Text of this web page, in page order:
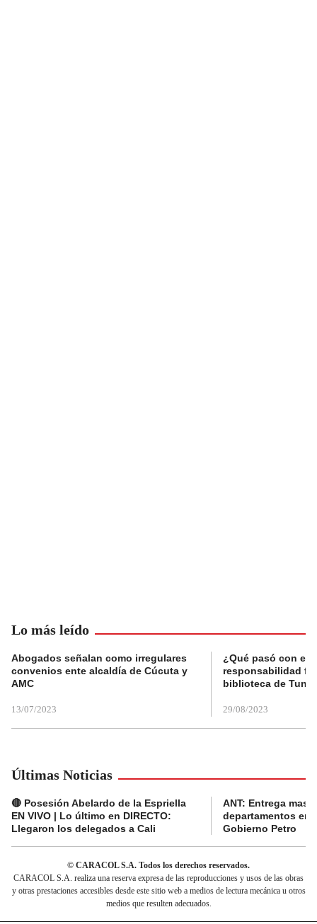
Lo más leído
Abogados señalan como irregulares
convenios ente alcaldía de Cúcuta y
AMC
13/07/2023
¿Qué pasó con el
responsabilidad
biblioteca de
29/08/2023
Últimas Noticias
🔴 Posesión Abelardo de la Espriella
EN VIVO | Lo último en DIRECTO:
Llegaron los delegados a Cali
ANT: Entrega
departamentos en
Gobierno Petro
© CARACOL S.A. Todos los derechos reservados.
CARACOL S.A. realiza una reserva expresa de las reproducciones y usos de las obras
y otras prestaciones accesibles desde este sitio web a medios de lectura mecánica u otros
medios que resulten adecuados.